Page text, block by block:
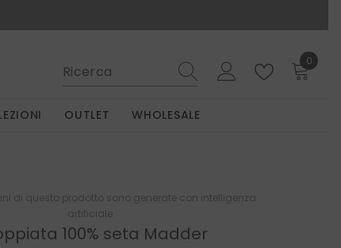
0
0
OUTLET WHOLESALE
di questo prodotto sono generate con intelligenza
artificiale.
100% seta Madder